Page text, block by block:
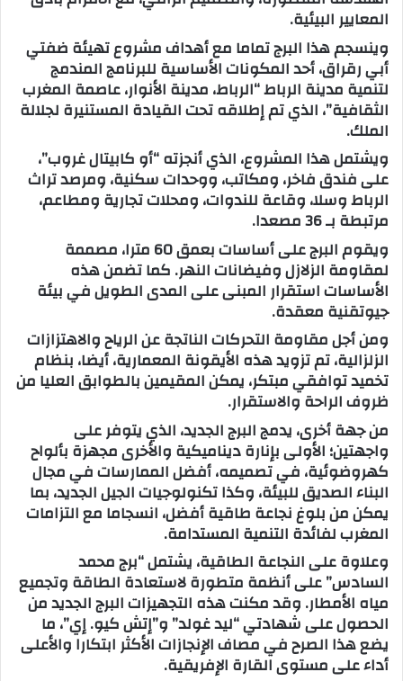
المعايير البيئية.
وينسجم هذا البرج تماما مع أهداف مشروع تهيئة ضفتي
أبي رقراق، أحد المكونات الأساسية للبرنامج المندمج
لتنمية مدينة الرباط “الرباط، مدينة الأنوار، عاصمة المغرب
الثقافية”، الذي تم إطلاقه تحت القيادة المستنيرة لجلالة
الملك.
ويشتمل هذا المشروع، الذي أنجزته “أو كابيتال غروب”،
على فندق فاخر، ومكاتب، ووحدات سكنية، ومرصد تراث
الرباط وسلا، وقاعة للندوات، ومحلات تجارية ومطاعم،
مرتبطة بـ 36 مصعدا.
ويقوم البرج على أساسات بعمق 60 مترا، مصممة
لمقاومة الزلازل وفيضانات النهر. كما تضمن هذه
الأساسات استقرار المبنى على المدى الطويل في بيئة
جيوتقنية معقدة.
ومن أجل مقاومة التحركات الناتجة عن الرياح والاهتزازات
الزلزالية، تم تزويد هذه الأيقونة المعمارية، أيضا، بنظام
تخميد توافقي مبتكر، يمكن المقيمين بالطوابق العليا من
ظروف الراحة والاستقرار.
من جهة أخرى، يدمج البرج الجديد، الذي يتوفر على
واجهتين؛ الأولى بإنارة ديناميكية والأخرى مجهزة بألواح
كهروضوئية، في تصميمه، أفضل الممارسات في مجال
البناء الصديق للبيئة، وكذا تكنولوجيات الجيل الجديد، بما
يمكن من بلوغ نجاعة طاقية أفضل، انسجاما مع التزامات
المغرب لفائدة التنمية المستدامة.
وعلاوة على النجاعة الطاقية، يشتمل “برج محمد
السادس” على أنظمة متطورة لاستعادة الطاقة وتجميع
مياه الأمطار. وقد مكنت هذه التجهيزات البرج الجديد من
الحصول على شهادتي “ليد غولد” و”إتش كيو. إي”، ما
يضع هذا الصرح في مصاف الإنجازات الأكثر ابتكارا والأعلى
أداء على مستوى القارة الإفريقية.